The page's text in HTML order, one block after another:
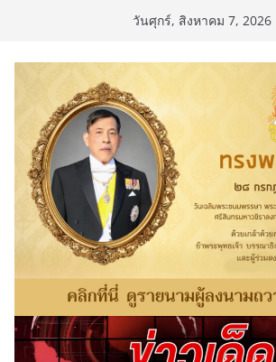
content
วันศุกร์, สิงหาคม 7, 2026